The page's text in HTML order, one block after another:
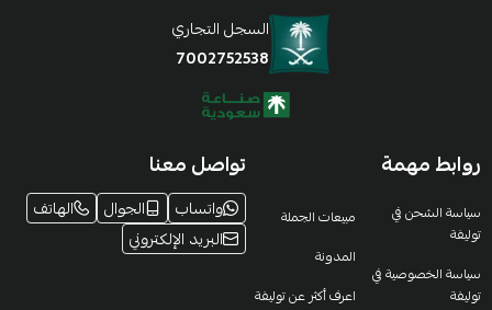
السجل التجاري
7002752538
روابط مهمة
سياسة الشحن في
توليفة
سياسة الخصوصية في
توليفة
مبيعات الجملة
المدونة
اعرف أكثر عن توليفة
تواصل معنا
واتساب الجوال
الهاتف
البريد الإلكتروني